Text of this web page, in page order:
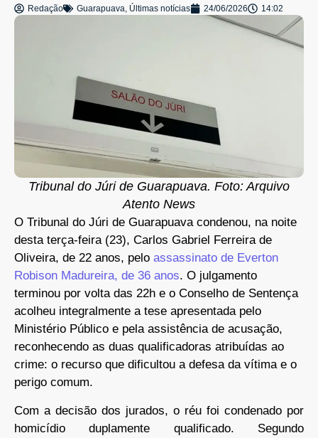
Redação Guarapuava, Últimas notícias 24/06/2026 14:02
Tribunal do Júri de Guarapuava. Foto: Arquivo
Atento News
O Tribunal do Júri de Guarapuava condenou, na noite
desta terça-feira (23), Carlos Gabriel Ferreira de
Oliveira, de 22 anos, pelo assassinato de Everton
Robison Madureira, de 36 anos. O julgamento
terminou por volta das 22h e o Conselho de Sentença
acolheu integralmente a tese apresentada pelo
Ministério Público e pela assistência de acusação,
reconhecendo as duas qualificadoras atribuídas ao
crime: o recurso que dificultou a defesa da vítima e o
perigo comum.
Com a decisão dos jurados, o réu foi condenado por
homicídio duplamente qualificado. Segundo